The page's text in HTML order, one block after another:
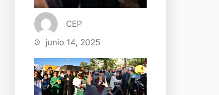
CEP
junio 14, 2025